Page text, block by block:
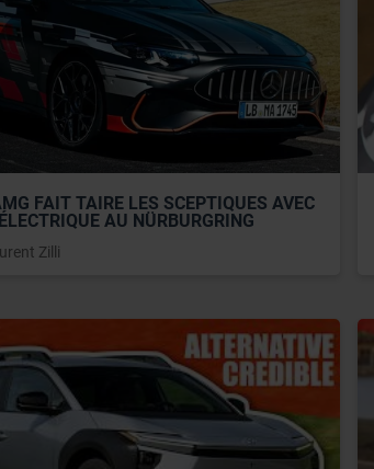
FAIT TAIRE LES SCEPTIQUES AVEC
AU NÜRBURGRING
Zilli